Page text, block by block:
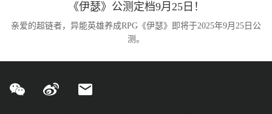
《伊瑟》公测定档9月25日！
亲爱的超链者，异能英雄养成RPG《伊瑟》即将于2025年9月25日公
测。